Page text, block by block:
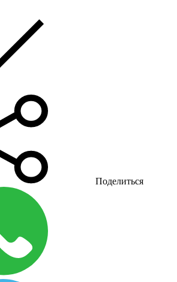
Поделиться